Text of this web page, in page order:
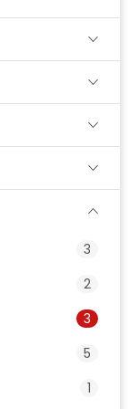
3
2
3
5
1